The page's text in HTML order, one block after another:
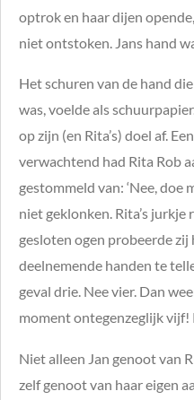
optrok en haar dijen
niet ontstoken. Jans hand
Het schuren van de hand
was, voelde als
op zijn (en Rita’s) doel af.
verwachtend had Rita Rob
gestommeld van: ‘Nee, doe
niet geklonken. Rita’s
gesloten ogen probeerde zij
deelnemende handen te
geval drie. Nee vier. Dan
moment ontegenzeglijk vijf!
Niet alleen Jan genoot van
zelf genoot van haar eigen